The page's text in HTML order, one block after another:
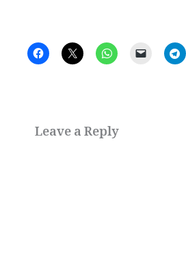
Leave a Reply